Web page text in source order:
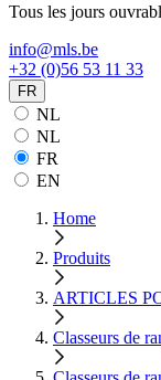
Tous les jours
info@mls.be
+32 (0)56 53 11 33
FR
NL
NL
FR
EN
Home
Produits
ARTICLES
Classeurs de